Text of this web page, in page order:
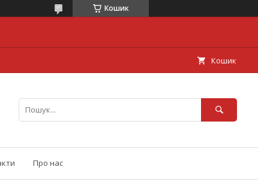
Кошик
Кошик
Про нас